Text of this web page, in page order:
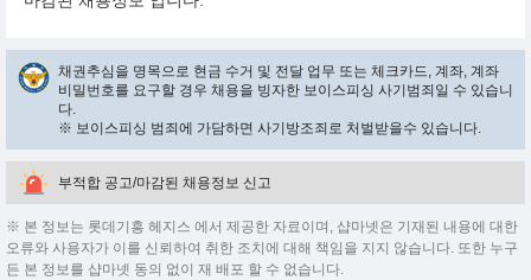
채권추심을 명목으로 현금 수거 및 전달 업무 또는 체크카드, 계좌, 계좌
비밀번호를 요구할 경우 채용을 빙자한 보이스피싱 사기범죄일 수 있습니
다.
※ 보이스피싱 범죄에 가담하면 사기방조죄로 처벌받을수 있습니다.
부적합 공고/마감된 채용정보 신고
※ 본 정보는 롯데기흥 헤지스 에서 제공한 자료이며, 샵마넷은 기재된 내용에 대한
오류와 사용자가 이를 신뢰하여 취한 조치에 대해 책임을 지지 않습니다. 또한 누구
든 본 정보를 샵마넷 동의 없이 재 배포 할 수 없습니다.